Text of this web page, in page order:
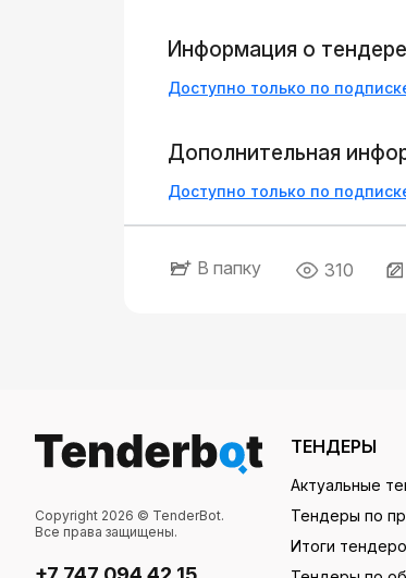
Информация о
Доступно только по
Дополнительная
Доступно только по
В папку 310
Copyright 2026 © TenderBot.
Все права защищены.
ТЕНДЕРЫ
Актуальные
Тендеры по
Итоги